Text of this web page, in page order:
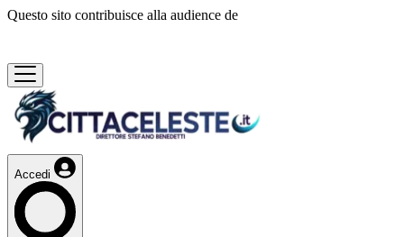
Questo sito contribuisce alla audience de
Accedi